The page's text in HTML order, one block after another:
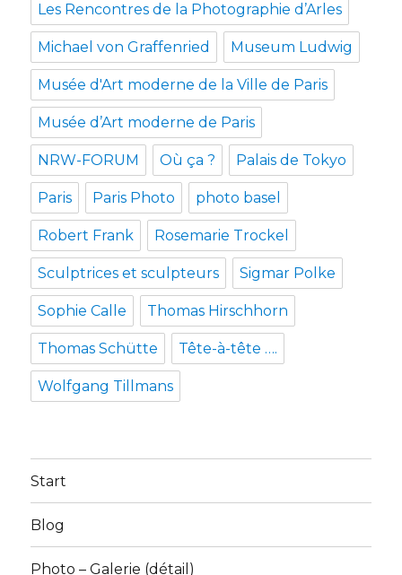
Les Rencontres de la Photographie d’Arles
Michael von Graffenried Museum Ludwig
Musée d'Art moderne de la Ville de Paris
Musée d’Art moderne de Paris
NRW-FORUM Où ça ? Palais de Tokyo
Paris Paris Photo photo basel
Robert Frank Rosemarie Trockel
Sculptrices et sculpteurs Sigmar Polke
Sophie Calle Thomas Hirschhorn
Thomas Schütte Tête-à-tête ….
Wolfgang Tillmans
Start
Blog
Photo – Galerie (détail)